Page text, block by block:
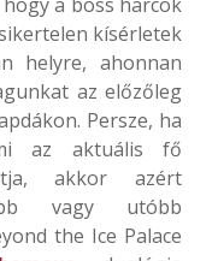
kísérletek
helyre, ahonnan
az előzőleg
Persze, ha
az aktuális fő
akkor azért
vagy utóbb
the Ice Palace